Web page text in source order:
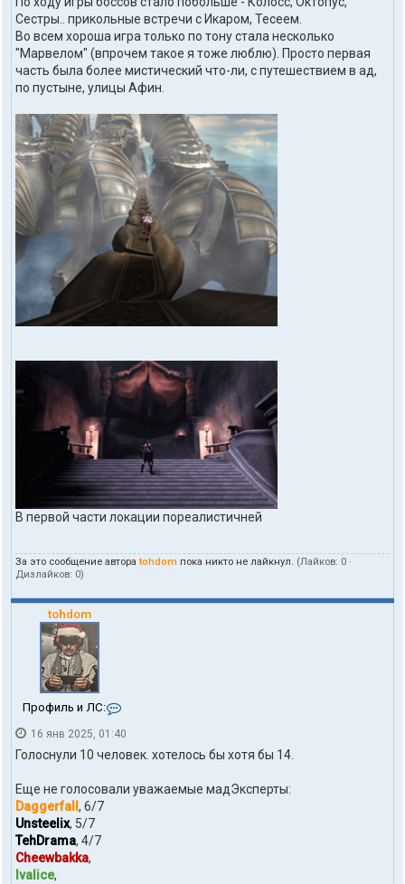
о
в
а
т
е
я
o
h
d
o
m
Сестры.. прикольные встречи с Икаром, Тесеем.
Во всем хороша игра только по тону стала несколько
"Марвелом" (впрочем такое я тоже люблю). Просто первая
часть была более мистический что-ли, с путешествием в ад,
по пустыне, улицы Афин.
В первой части локации пореалистичней
За это сообщение автораtohdom пока никто не лайкнул. (Лайков: 0 ·
Дизлайков: 0)
tohdom
Профиль и ЛС:
н
т
т
16 янв 2025, 01:40
Голоснули 10 человек. хотелось бы хотя бы 14.
Еще не голосовали уважаемые мадЭксперты:
Daggerfall , 6/7
Unsteelix, 5/7
TehDrama, 4/7
Cheewbakka,
Ivalice,